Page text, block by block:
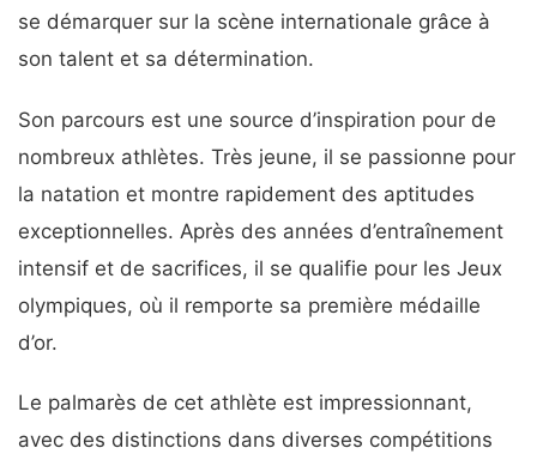
se démarquer sur la scène internationale grâce à
son talent et sa détermination.
Son parcours est une source d’inspiration pour de
nombreux athlètes. Très jeune, il se passionne pour
la natation et montre rapidement des aptitudes
exceptionnelles. Après des années d’entraînement
intensif et de sacrifices, il se qualifie pour les Jeux
olympiques, où il remporte sa première médaille
d’or.
Le palmarès de cet athlète est impressionnant,
avec des distinctions dans diverses compétitions